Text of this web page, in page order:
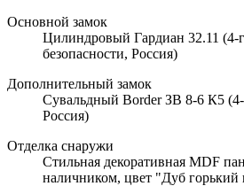
Основной замок
Цилиндровый Гардиан 32.11 (4-
безопасности, Россия)
Дополнительный замок
Сувальдный Border ЗВ 8-6 К5 (4-
Россия)
Отделка снаружи
Стильная декоративная MDF
наличником, цвет "Дуб горький